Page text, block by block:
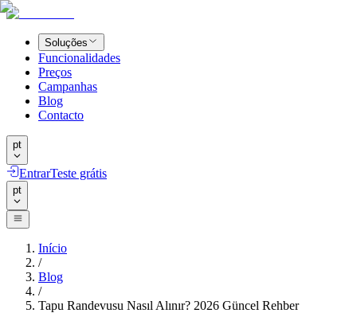
Soluções
Funcionalidades
Preços
Campanhas
Blog
Contacto
pt
EntrarTeste grátis
pt
Início
/
Blog
/
Tapu Randevusu Nasıl Alınır? 2026 Güncel Rehber